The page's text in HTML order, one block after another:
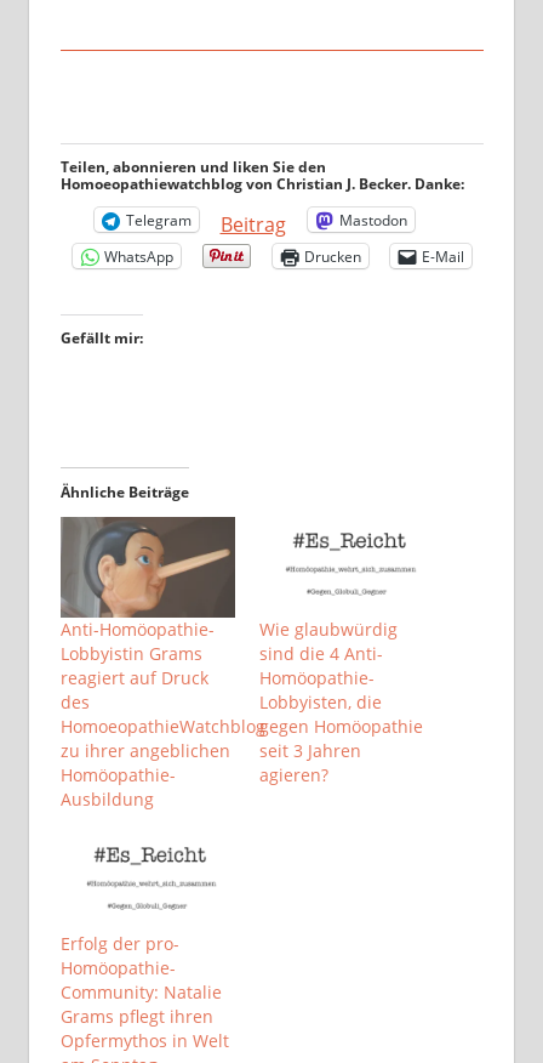
Teilen, abonnieren und liken Sie den
Homoeopathiewatchblog von Christian J. Becker. Danke:
Telegram
Beitrag
Mastodon
WhatsApp
Drucken E-Mail
Gefällt mir:
Ähnliche Beiträge
Anti-Homöopathie-
Lobbyistin Grams
reagiert auf Druck
des
HomoeopathieWatchblog
zu ihrer angeblichen
Homöopathie-
Ausbildung
Wie glaubwürdig
sind die 4 Anti-
Homöopathie-
Lobbyisten, die
gegen Homöopathie
seit 3 Jahren
agieren?
Erfolg der pro-
Homöopathie-
Community: Natalie
Grams pflegt ihren
Opfermythos in Welt